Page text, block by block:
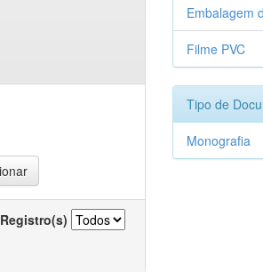
Registro(s)
Embalagem
Filme PVC
Tipo de
Monografia